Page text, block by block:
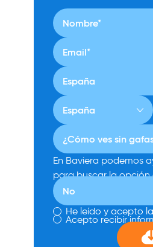
En Baviera podemos
para buscar la
He leído y acepto
Acepto recibir